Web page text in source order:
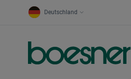
Deutschland